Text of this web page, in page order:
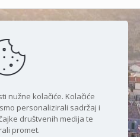
mora i
nužne kolačiće. Kolačiće
personalizirali sadržaj i
društvenih medija te
promet.